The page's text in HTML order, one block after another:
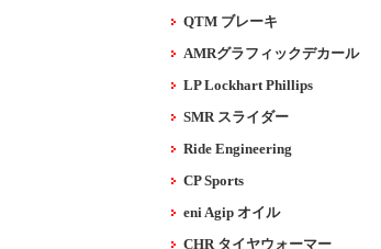
QTM ブレーキ
AMRグラフィックデカール
LP Lockhart Phillips
SMR スライダー
Ride Engineering
CP Sports
eni Agip オイル
CHR タイヤウォーマー